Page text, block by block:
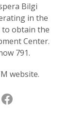
Bilgi
in the
to obtain the
Center.
791.
website.